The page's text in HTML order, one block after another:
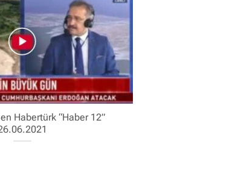
Habertürk “Haber 12”